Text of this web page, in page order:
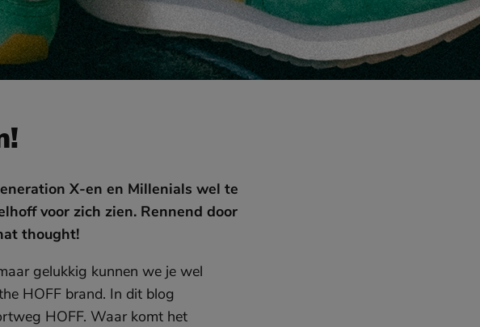
X-en en Millenials wel te
voor zich zien. Rennend door
thought!
gelukkig kunnen we je wel
HOFF brand. In dit blog
HOFF. Waar komt het